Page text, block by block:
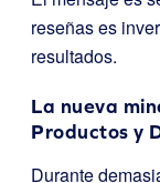
reseñas es
resultados.
La nueva
Productos y
Durante